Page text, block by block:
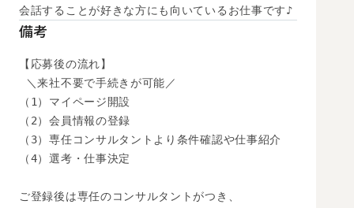
会話することが好きな方にも向いているお仕事です♪
備考
【応募後の流れ】
＼来社不要で手続きが可能／
（1）マイページ開設
（2）会員情報の登録
（3）専任コンサルタントより条件確認や仕事紹介
（4）選考・仕事決定
ご登録後は専任のコンサルタントがつき、